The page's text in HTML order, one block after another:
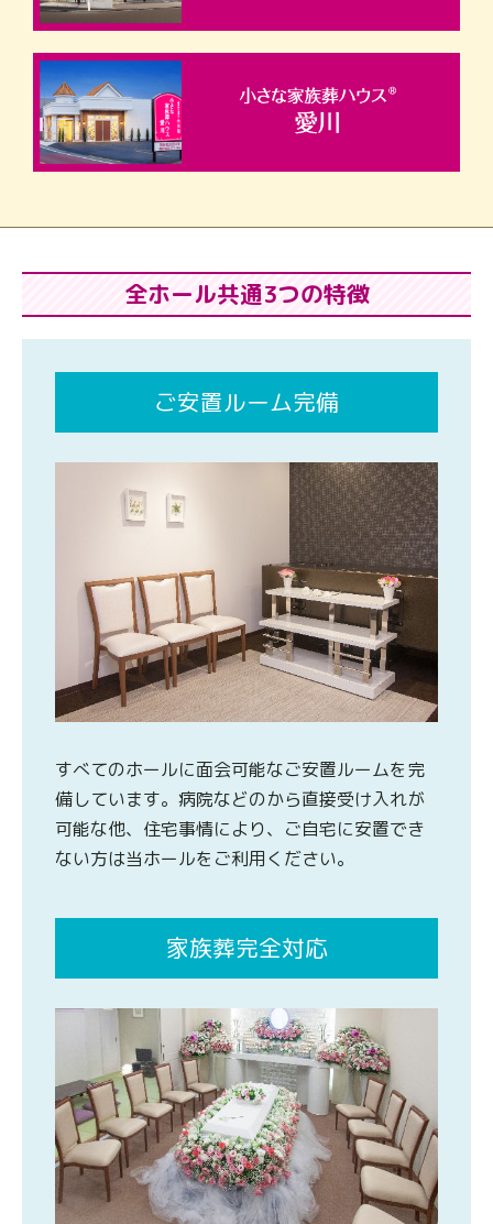
全ホール共通3つの特徴
ご安置ルーム完備
すべてのホールに面会可能なご安置ルームを完
備しています。病院などのから直接受け入れが
可能な他、住宅事情により、ご自宅に安置でき
ない方は当ホールをご利用ください。
家族葬完全対応